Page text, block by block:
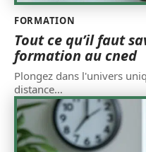
FORMATION
Tout ce qu’il faut
formation au cned
Plongez dans l'univers
distance…